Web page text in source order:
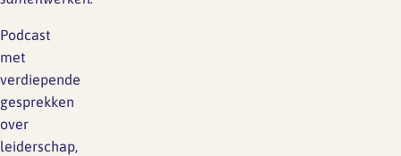
Podcast
met
verdiepende
gesprekken
over
leiderschap,